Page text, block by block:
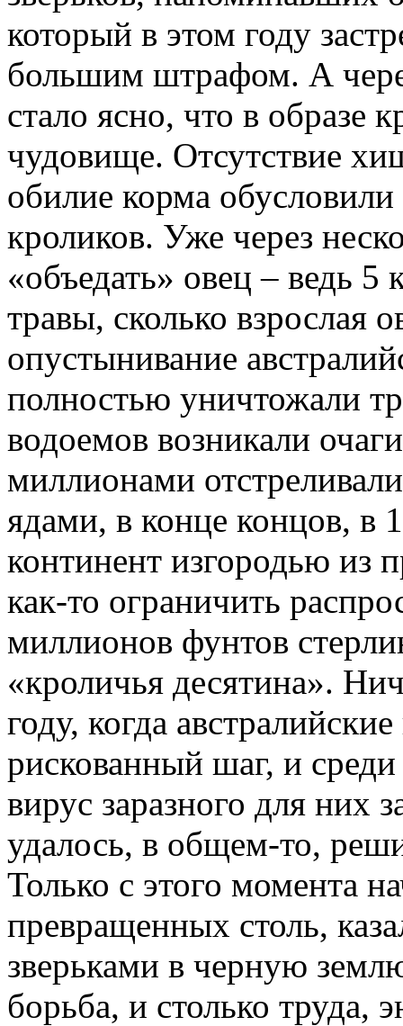
который в этом году
большим штрафом. А
стало ясно, что в образе
чудовище. Отсутствие
обилие корма
кроликов. Уже через
«объедать» овец – ведь 5
травы, сколько взрослая
опустынивание
полностью уничтожали
водоемов возникали
миллионами
ядами, в конце концов, в
континент изгородью из
как-то ограничить
миллионов фунтов
«кроличья десятина».
году, когда
рискованный шаг, и
вирус заразного для них
удалось, в общем-то,
Только с этого момента
превращенных столь,
зверьками в черную
борьба, и столько труда,